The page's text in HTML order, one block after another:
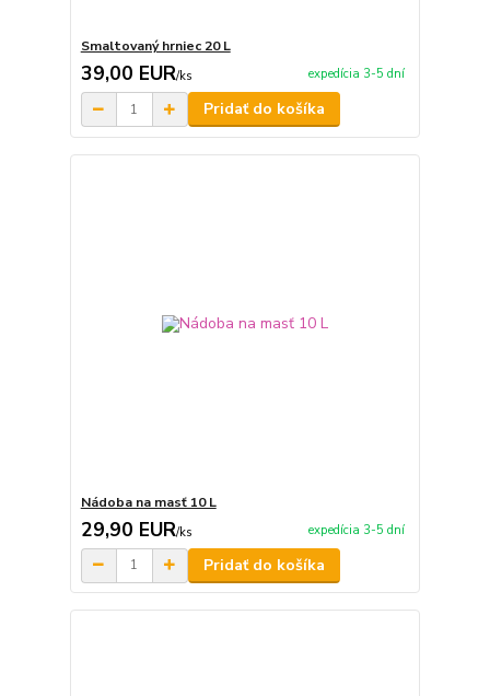
Smaltovaný hrniec 20 L
39,00 EUR/ks expedícia 3-5 dní
Pridať do košíka
Nádoba na masť 10 L
29,90 EUR/ks expedícia 3-5 dní
Pridať do košíka